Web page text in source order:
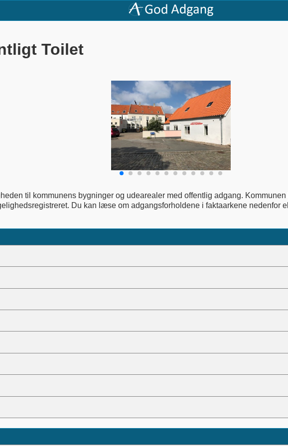
Toilet
til kommunens bygninger og udearealer med offentlig adgang.
Du kan læse om adgangsforholdene i faktaarkene nedenfor